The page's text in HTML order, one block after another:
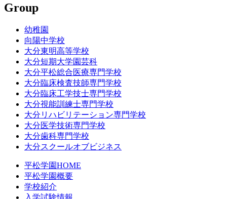
Group
幼稚園
向陽中学校
大分東明高等学校
大分短期大学園芸科
大分平松総合医療専門学校
大分臨床検査技師専門学校
大分臨床工学技士専門学校
大分視能訓練士専門学校
大分リハビリテーション専門学校
大分医学技術専門学校
大分歯科専門学校
大分スクールオブビジネス
平松学園HOME
平松学園概要
学校紹介
入学試験情報